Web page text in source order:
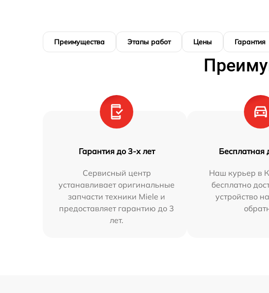
Преимущества Этапы работ Цены Гарантия
Гарантия до 3-х лет
Сервисный центр
устанавливает оригинальные
запчасти техники Miele и
предоставляет гарантию до 3
лет.
Бесплатная
Наш курьер в
бесплатно
устройство